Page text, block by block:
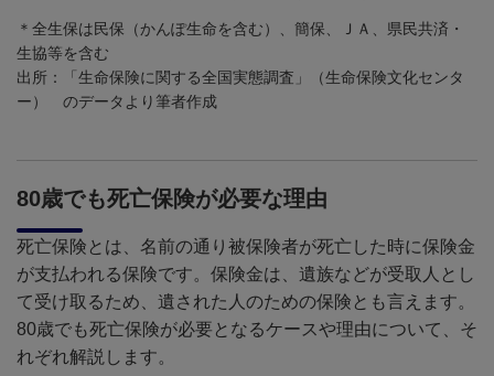
＊全生保は民保（かんぽ生命を含む）、簡保、ＪＡ、県民共済・
生協等を含む
出所：「生命保険に関する全国実態調査」（生命保険文化センタ
ー） のデータより筆者作成
80歳でも死亡保険が必要な理由
死亡保険とは、 名前の通り被保険者が死亡した時に保険金
が支払われる保険です。保険金は、遺族などが受取人とし
て受け取るため、遺された人のための保険とも言えます。
80歳でも死亡保険が必要となるケースや理由について、そ
れぞれ解説します。